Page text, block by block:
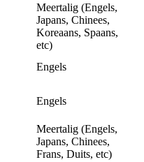
Meertalig (Engels,
Japans, Chinees,
Koreaans, Spaans,
etc)
Engels
Engels
Meertalig (Engels,
Japans, Chinees,
Frans, Duits, etc)